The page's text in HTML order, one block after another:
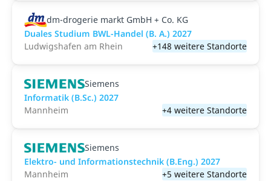
dm-drogerie markt GmbH + Co. KG
Duales Studium BWL-Handel (B. A.) 2027
Ludwigshafen am Rhein
+148 weitere Standorte
Siemens
Informatik (B.Sc.) 2027
Mannheim
+4 weitere Standorte
Siemens
Elektro- und Informationstechnik (B.Eng.) 2027
Mannheim
+5 weitere Standorte